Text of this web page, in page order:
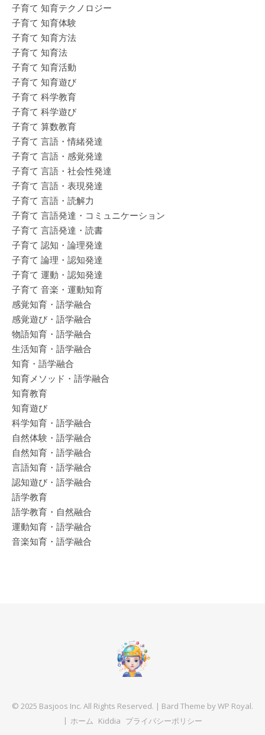
子育て 知育テクノロジー
子育て 知育体験
子育て 知育方法
子育て 知育法
子育て 知育活動
子育て 知育遊び
子育て 科学教育
子育て 科学遊び
子育て 算数教育
子育て 言語・情緒発達
子育て 言語・感覚発達
子育て 言語・社会性発達
子育て 言語・表現発達
子育て 言語・読解力
子育て 言語発達・コミュニケーション
子育て 言語発達・読書
子育て 認知・論理発達
子育て 論理・認知発達
子育て 運動・認知発達
子育て 音楽・運動知育
感覚知育・語学融合
感覚遊び・語学融合
物語知育・語学融合
生活知育・語学融合
知育・語学融合
知育メソッド・語学融合
知育教育
知育遊び
科学知育・語学融合
自然体験・語学融合
自然知育・語学融合
言語知育・語学融合
認知遊び・語学融合
語学教育
語学教育・自然融合
運動知育・語学融合
音楽知育・語学融合
© 2025 Basjoos Inc. All Rights Reserved. | Bard Theme byWP Royal.
ホーム Kiddia プライバシーポリシー